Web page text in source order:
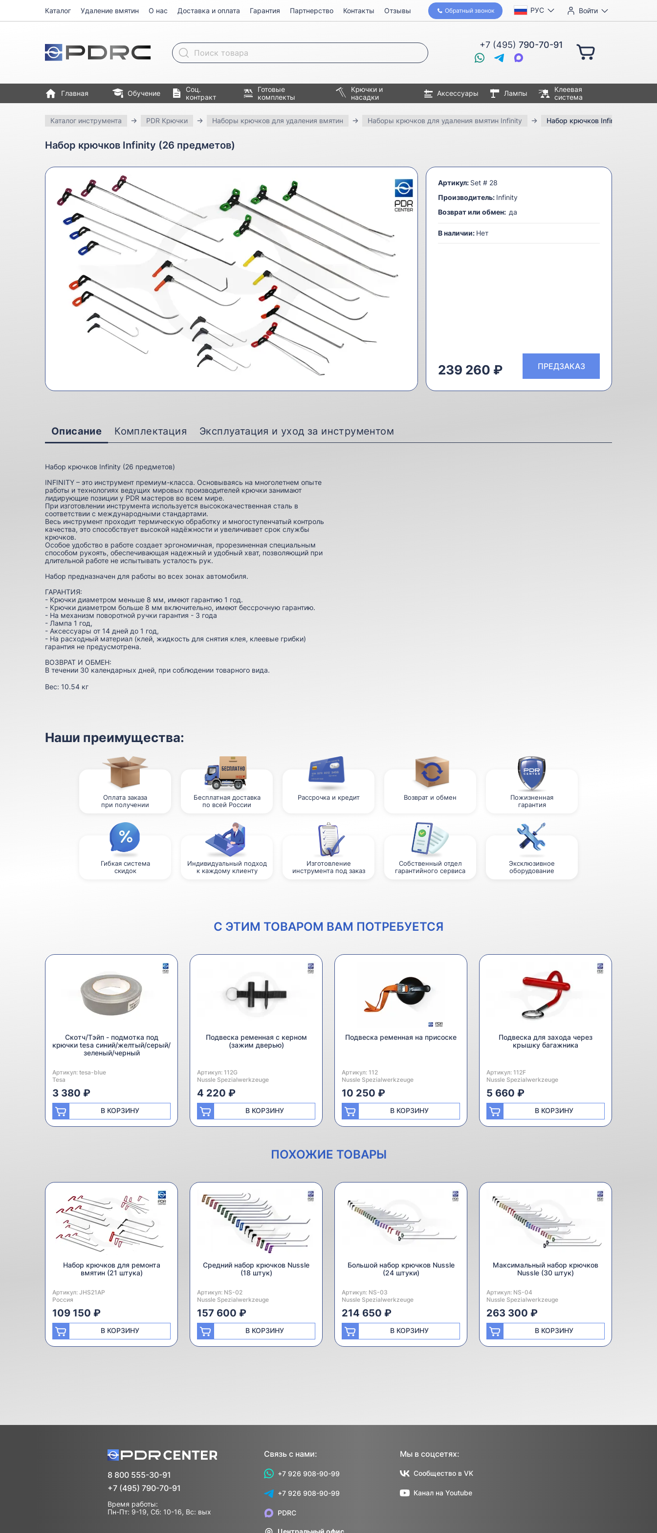
РУС Войти
Обратный звонок
+7 (495) 790-70-91
Поиск товара
Каталог Удаление вмятин О нас Доставка и оплата Гарантия Партнерство Контакты Отзывы
Главная Обучение
Соц.
контракт
Готовые
комплекты
Крючки и
насадки
Аксессуары Лампы
Клеевая
система
Каталог инструмента PDR Крючки Наборы крючков для удаления вмятин Наборы крючков для удаления вмятин Infinity Набор крючков Infinity (26
Набор крючков Infinity (26 предметов)
Артикул: Set # 28
Производитель: Infinity
Возврат или обмен: да
В наличии: Нет
239 260 ₽ ПРЕДЗАКАЗ
Описание Комплектация Эксплуатация и уход за инструментом
Набор крючков Infinity (26 предметов)
INFINITY – это инструмент премиум-класса. Основываясь на многолетнем опыте
работы и технологиях ведущих мировых производителей крючки занимают
лидирующие позиции у PDR мастеров во всем мире.
При изготовлении инструмента используется высококачественная сталь в
соответствии с международными стандартами.
Весь инструмент проходит термическую обработку и многоступенчатый контроль
качества, это способствует высокой надёжности и увеличивает срок службы
крючков.
Особое удобство в работе создает эргономичная, прорезиненная специальным
способом рукоять, обеспечивающая надежный и удобный хват, позволяющий при
длительной работе не испытывать усталость рук.
Набор предназначен для работы во всех зонах автомобиля.
ГАРАНТИЯ:
- Крючки диаметром меньше 8 мм, имеют гарантию 1 год.
- Крючки диаметром больше 8 мм включительно, имеют бессрочную гарантию.
- На механизм поворотной ручки гарантия - 3 года
- Лампа 1 год,
- Аксессуары от 14 дней до 1 год,
- На расходный материал (клей, жидкость для снятия клея, клеевые грибки)
гарантия не предусмотрена.
ВОЗВРАТ И ОБМЕН:
В течении 30 календарных дней, при соблюдении товарного вида.
Вес: 10.54 кг
Наши преимущества:
Оплата заказа
при получении
Бесплатная доставка
по всей России
Рассрочка и кредит Возврат и обмен
Пожизненная
гарантия
Гибкая система
скидок
Индивидуальный подход
к каждому клиенту
Изготовление
инструмента под заказ
Собственный отдел
гарантийного сервиса
Эксклюзивное
оборудование
С ЭТИМ ТОВАРОМ ВАМ ПОТРЕБУЕТСЯ
Скотч/Тэйп - подмотка под
крючки tesa синий/желтый/серый/
зеленый/черный
Артикул: tesa-blue
Производитель:
Tesa
3 380 ₽
В КОРЗИНУ
Подвеска ременная с керном
(зажим дверью)
Артикул: 112G
Производитель:
Nussle Spezialwerkzeuge
4 220 ₽
В КОРЗИНУ
Подвеска ременная на присоске
Артикул: 112
Производитель:
Nussle Spezialwerkzeuge
10 250 ₽
В КОРЗИНУ
Подвеска для захода через
крышку багажника
Артикул: 112F
Производитель:
Nussle Spezialwerkzeuge
5 660 ₽
В КОРЗИНУ
ПОХОЖИЕ ТОВАРЫ
Набор крючков для ремонта
вмятин (21 штука)
Артикул: JHS21AP
Производитель:
Россия
109 150 ₽
В КОРЗИНУ
Средний набор крючков Nussle
(18 штук)
Артикул: NS-02
Производитель:
Nussle Spezialwerkzeuge
157 600 ₽
В КОРЗИНУ
Большой набор крючков Nussle
(24 штуки)
Артикул: NS-03
Производитель:
Nussle Spezialwerkzeuge
214 650 ₽
В КОРЗИНУ
Максимальный набор крючков
Nussle (30 штук)
Артикул: NS-04
Производитель:
Nussle Spezialwerkzeuge
263 300 ₽
В КОРЗИНУ
8 800 555-30-91
+7 (495) 790-70-91
Время работы:
Пн-Пт: 9-19, Сб: 10-16, Вс: вых
Связь с нами:
+7 926 908-90-99
+7 926 908-90-99
Центральный офис
PDRC
Мы в соцсетях:
Сообщество в VK
Канал на Youtube